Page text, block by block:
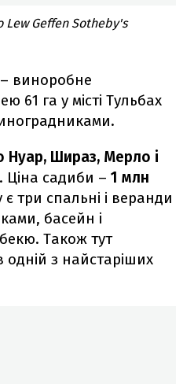
Geffen Sotheby's
– виноробне
61 га у місті Тульбах
Нуар, Шираз, Мерло і
. Ціна садиби – 1 млн
три спальні і веранди
басейн і
Також тут
одній з найстаріших